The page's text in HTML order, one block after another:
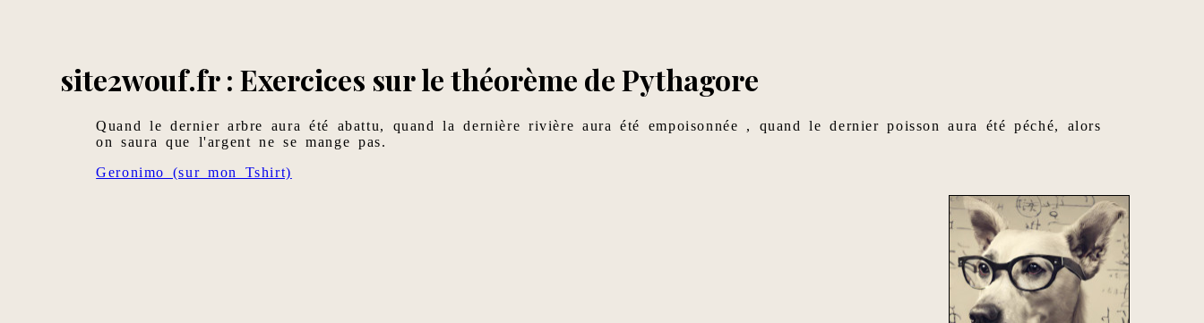
site2wouf.fr : Exercices sur le théorème de Pythagore
Quand le dernier arbre aura été abattu, quand la dernière rivière aura été empoisonnée , quand le dernier poisson aura été péché, alors
on saura que l'argent ne se mange pas.
Geronimo (sur mon Tshirt)